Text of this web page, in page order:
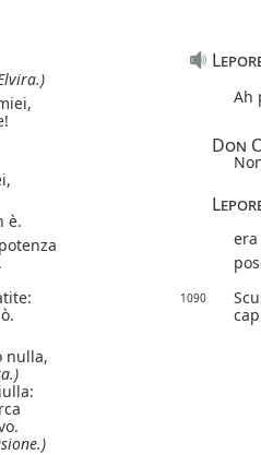
Ah
Don
è.
1090
nulla,